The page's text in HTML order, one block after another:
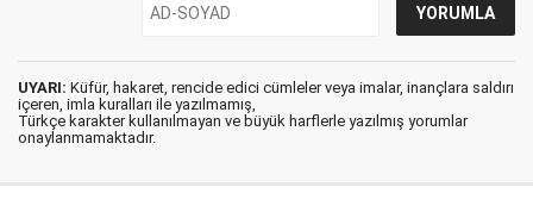
UYARI: Küfür, hakaret, rencide edici cümleler veya imalar, inançlara saldırı
içeren, imla kuralları ile yazılmamış,
Türkçe karakter kullanılmayan ve büyük harflerle yazılmış yorumlar
onaylanmamaktadır.